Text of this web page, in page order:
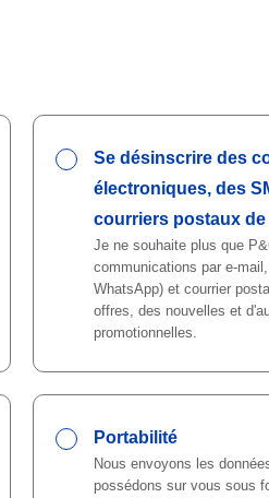
Se désinscrire des
électroniques, des
courriers postaux de
Je ne souhaite plus que
communications par e-
WhatsApp) et courrier
offres, des nouvelles et
promotionnelles.
Portabilité
Nous envoyons les
possédons sur vous sous